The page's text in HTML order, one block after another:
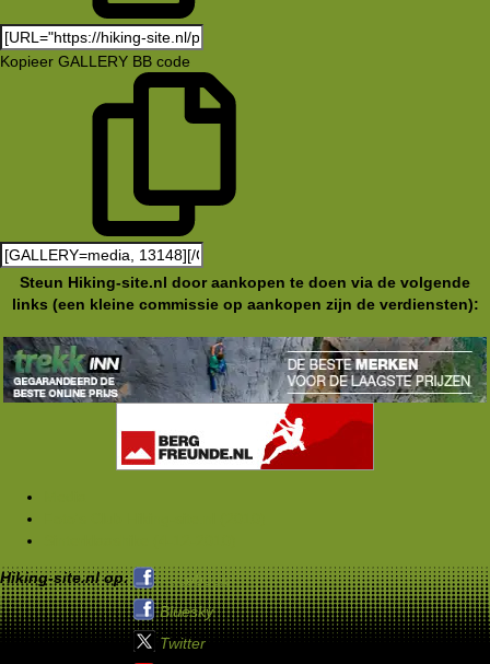
Kopieer GALLERY BB code
Steun Hiking-site.nl door aankopen te doen via de volgende
links (een kleine commissie op aankopen zijn de verdiensten):
Hiking-site.nl op:
Facebook
Bluesky
Twitter